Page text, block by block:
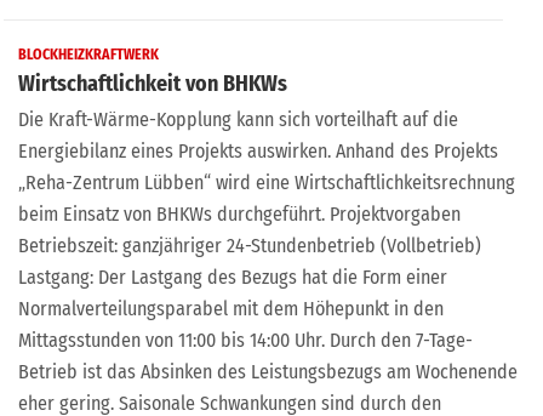
BLOCKHEIZKRAFTWERK
Wirtschaftlichkeit von BHKWs
Die Kraft-Wärme-Kopplung kann sich vorteilhaft auf die
Energiebilanz eines Projekts auswirken. Anhand des Projekts
„Reha-Zentrum Lübben“ wird eine Wirtschaftlichkeitsrechnung
beim Einsatz von BHKWs durchgeführt. Projektvorgaben
Betriebszeit: ganzjähriger 24-Stundenbetrieb (Vollbetrieb)
Lastgang: Der Lastgang des Bezugs hat die Form einer
Normalverteilungsparabel mit dem Höhepunkt in den
Mittagsstunden von 11:00 bis 14:00 Uhr. Durch den 7-Tage-
Betrieb ist das Absinken des Leistungsbezugs am Wochenende
eher gering. Saisonale Schwankungen sind durch den